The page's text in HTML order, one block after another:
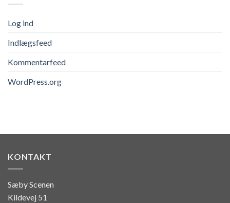
Log ind
Indlægsfeed
Kommentarfeed
WordPress.org
KONTAKT
Sæby Scenen
Kildevej 51